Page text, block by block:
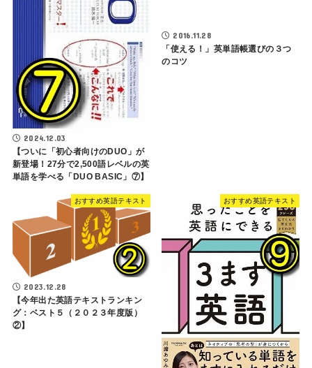
2024.12.03
【ついに「初心者向けのDUO」が
新登場！27分で2,500語レベルの英
単語を学べる「DUO BASIC」⑦】
2016.11.28
「使える！」英単語帳選びの３つ
のコツ
おすすめ英語テキスト
2023.12.28
【今年出た英語テキストランキン
グ：ベスト５（２０２３年度版）
②】
おすすめ英語テキスト